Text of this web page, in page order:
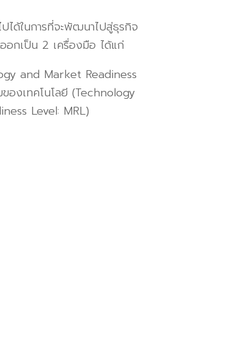
ด้ในการที่จะพัฒนาไปสู่ธุรกิจ
อกเป็น 2 เครื่องมือ ได้แก่
and Market Readiness
องเทคโนโลยี (Technology
Level: MRL)